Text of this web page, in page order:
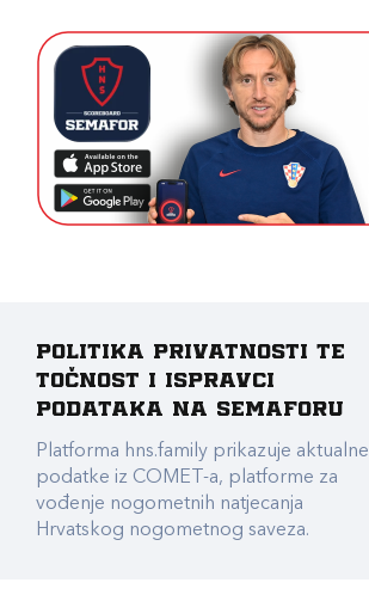
Politika privatnosti te
točnost i ispravci
podataka na Semaforu
Platforma hns.family prikazuje aktualne
podatke iz COMET-a, platforme za
vođenje nogometnih natjecanja
Hrvatskog nogometnog saveza.